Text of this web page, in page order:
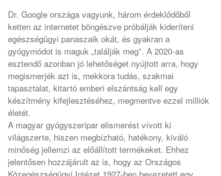
Dr. Google országa vagyunk, három érdeklődőből
ketten az internetet böngészve próbálják kideríteni
egészségügyi panaszaik okát, és gyakran a
gyógymódot is maguk „találják meg”. A 2020-as
esztendő azonban jó lehetőséget nyújtott arra, hogy
megismerjék azt is, mekkora tudás, szakmai
tapasztalat, kitartó emberi elszántság kell egy
készítmény kifejlesztéséhez, megmentve ezzel milliók
életét.
A magyar gyógyszeripar elismerést vívott ki
világszerte, hiszen megbízható, hatékony, kiváló
minőség jellemzi az előállított termékeket. Ehhez
jelentősen hozzájárult az is, hogy az Országos